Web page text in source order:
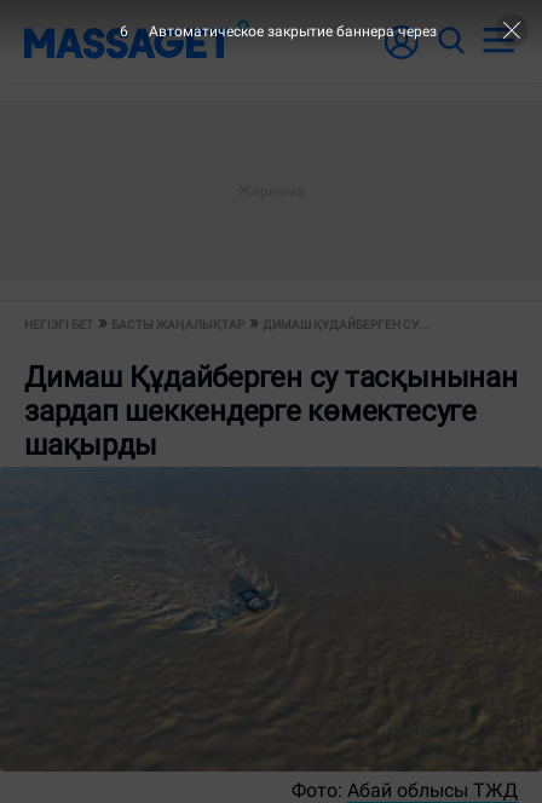
НЕГІЗГІ БЕТ БАСТЫ ЖАҢАЛЫҚТАР ДИМАШ ҚҰДАЙБЕРГЕН СУ...
Димаш Құдайберген су тасқынынан
зардап шеккендерге көмектесуге
шақырды
Фото: Абай облысы ТЖД
6 Автоматическое закрытие баннера через